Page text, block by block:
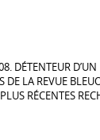
DÉTENTEUR D’UN
LA REVUE
RÉCENTES